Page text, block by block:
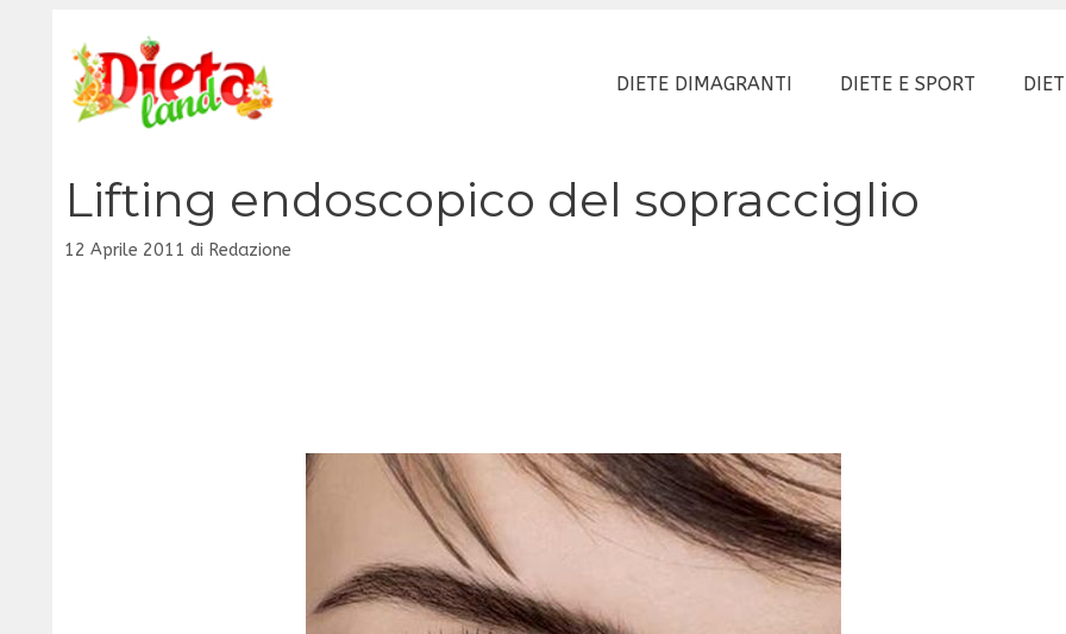
contenuto
DIETE DIMAGRANTI DIETE E SPORT
Lifting endoscopico del sopracciglio
12 Aprile 2011 di Redazione